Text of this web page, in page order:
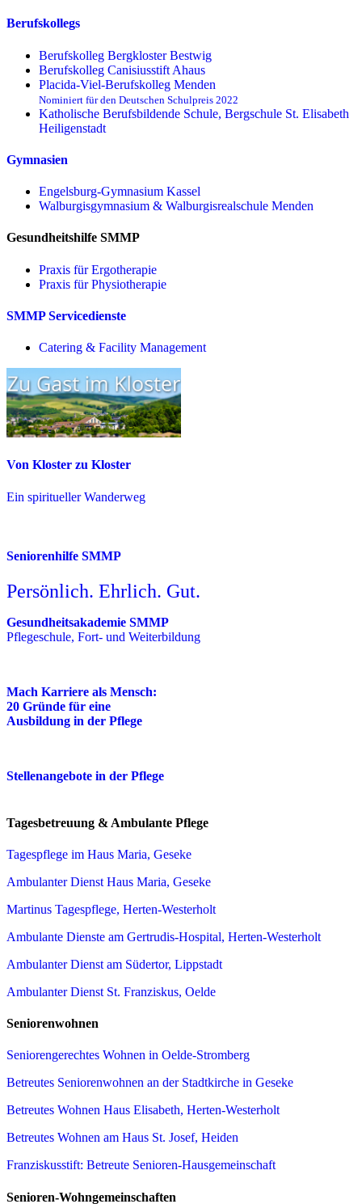
Berufskollegs
Berufskolleg Bergkloster Bestwig
Berufskolleg Canisiusstift Ahaus
Placida-Viel-Berufskolleg Menden
Nominiert für den Deutschen Schulpreis 2022
Katholische Berufsbildende Schule, Bergschule St. Elisabeth
Heiligenstadt
Gymnasien
Engelsburg-Gymnasium Kassel
Walburgisgymnasium & Walburgisrealschule Menden
Gesundheitshilfe SMMP
Praxis für Ergo­therapie
Praxis für Physio­therapie
SMMP Servicedienste
Catering & Facility Management
Von Kloster zu Kloster
Ein spiritueller Wanderweg
Seniorenhilfe SMMP
Persönlich. Ehrlich. Gut.
Gesundheitsakademie SMMP
Pflegeschule, Fort- und Weiterbildung
Mach Karriere als Mensch:
20 Gründe für eine
Ausbildung in der Pflege
Stellenangebote in der Pflege
Tagesbetreuung & Ambulante Pflege
Tagespflege im Haus Maria, Geseke
Ambulanter Dienst Haus Maria, Geseke
Martinus Tagespflege, Herten-Westerholt
Ambulante Dienste am Gertrudis-Hospital, Herten-Westerholt
Ambulanter Dienst am Südertor, Lippstadt
Ambulanter Dienst St. Franziskus, Oelde
Seniorenwohnen
Seniorengerechtes Wohnen in Oelde-Stromberg
Betreutes Seniorenwohnen an der Stadtkirche in Geseke
Betreutes Wohnen Haus Elisabeth, Herten-Westerholt
Betreutes Wohnen am Haus St. Josef, Heiden
Franziskusstift: Betreute Senioren-Hausgemeinschaft
Senioren-Wohngemeinschaften